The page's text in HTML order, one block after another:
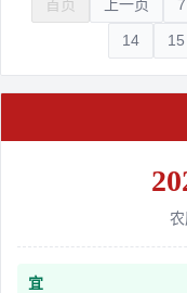
首页 上一页 7
14 15
宜